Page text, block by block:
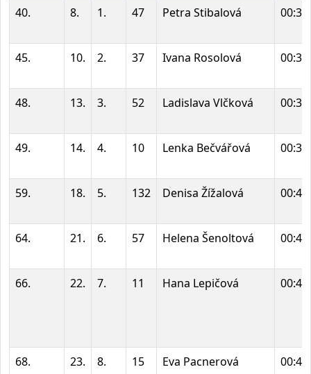
40.
8. 1. 47 Petra Stibalová
45. 10. 2. 37 Ivana Rosolová
48. 13. 3. 52 Ladislava Vlčková
49. 14. 4. 10 Lenka Bečvářová
59. 18. 5. 132 Denisa Žížalová
64. 21. 6. 57 Helena Šenoltová
66. 22. 7. 11 Hana Lepičová
68. 23. 8. 15 Eva Pacnerová